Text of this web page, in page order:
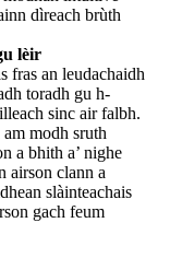
dìreach brùth
lèir
fras an leudachaidh
toradh gu h-
sinc air falbh.
modh sruth
a bhith a’ nighe
airson clann a
slàinteachais
gach feum